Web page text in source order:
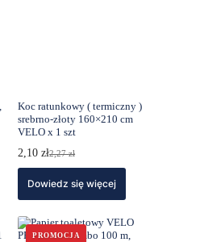
Koc ratunkowy ( termiczny )
srebrno-złoty 160×210 cm
VELO x 1 szt
2,27zł
Pierwotna
cena
wynosiła:
2,10złAktualna
cena
wynosi:
Dowiedz się więcej
PROMOCJA